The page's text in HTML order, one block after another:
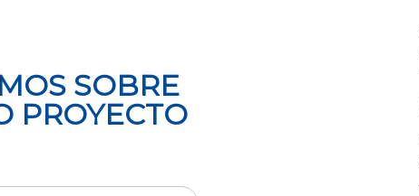
SOBRE
PROYECTO